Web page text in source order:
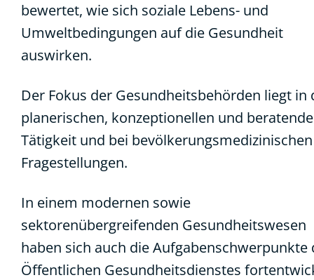
bewertet, wie sich soziale Lebens- und
Umweltbedingungen auf die Gesundheit
auswirken.
Der Fokus der Gesundheitsbehörden liegt in
planerischen, konzeptionellen und
Tätigkeit und bei bevölkerungsmedizinischen
Fragestellungen.
In einem modernen sowie
sektorenübergreifenden Gesundheitswesen
haben sich auch die Aufgabenschwerpunkte
Öffentlichen Gesundheitsdienstes